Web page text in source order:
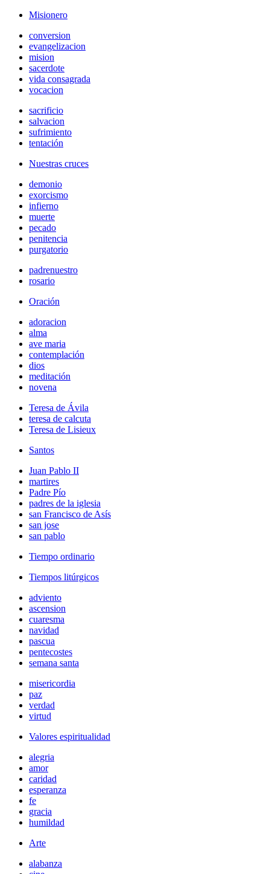
Misionero
conversion
evangelizacion
mision
sacerdote
vida consagrada
vocacion
sacrificio
salvacion
sufrimiento
tentación
Nuestras cruces
demonio
exorcismo
infierno
muerte
pecado
penitencia
purgatorio
padrenuestro
rosario
Oración
adoracion
alma
ave maria
contemplación
dios
meditación
novena
Teresa de Ávila
teresa de calcuta
Teresa de Lisieux
Santos
Juan Pablo II
martires
Padre Pío
padres de la iglesia
san Francisco de Asís
san jose
san pablo
Tiempo ordinario
Tiempos litúrgicos
adviento
ascension
cuaresma
navidad
pascua
pentecostes
semana santa
misericordia
paz
verdad
virtud
Valores espiritualidad
alegria
amor
caridad
esperanza
fe
gracia
humildad
Arte
alabanza